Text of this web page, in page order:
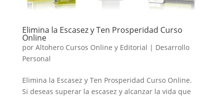
Elimina la Escasez y Ten Prosperidad Curso
Online
por Altohero Cursos Online y Editorial | Desarrollo
Personal
Elimina la Escasez y Ten Prosperidad Curso Online.
Si deseas superar la escasez y alcanzar la vida que